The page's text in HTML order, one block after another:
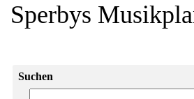
Sperbys
Suchen